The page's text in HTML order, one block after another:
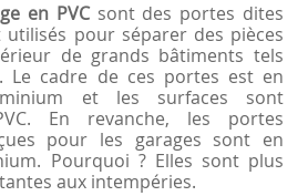
en PVCsont des portes dites
pour séparer des pièces
de grands bâtiments tels
Le cadre de ces portes est en
et les surfaces sont
En revanche, les portes
pour les garages sont en
Pourquoi ? Elles sont plus
aux intempéries.